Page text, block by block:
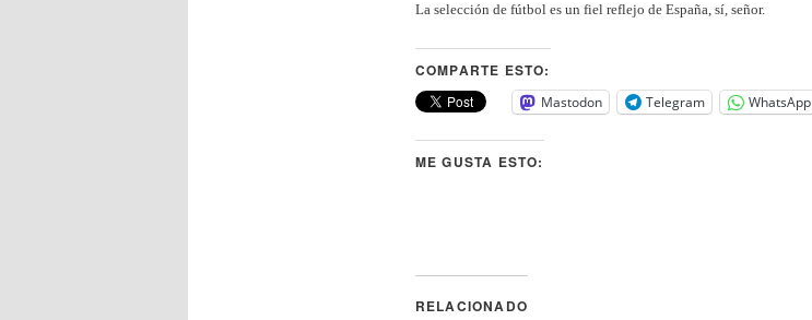
La selección de fútbol es un fiel reflejo de España, sí, señor.
COMPARTE ESTO:
Mastodon Telegram WhatsApp
ME GUSTA ESTO:
RELACIONADO